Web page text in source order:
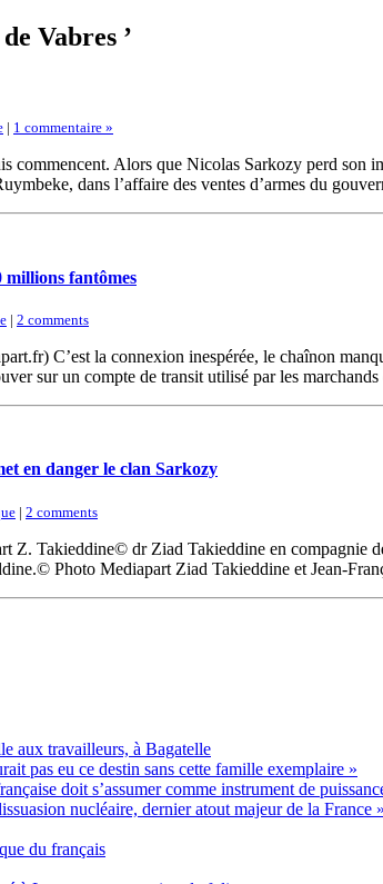
Vabres ’
| 1 commentaire »
Alors que Nicolas Sarkozy perd son
dans l’affaire des ventes d’armes du
millions fantômes
| 2 comments
C’est la connexion inespérée, le chaînon
sur un compte de transit utilisé par les
en danger le clan Sarkozy
| 2 comments
Takieddine© dr Ziad Takieddine en compagnie
Photo Mediapart Ziad Takieddine et Jean-
aux travailleurs, à Bagatelle
pas eu ce destin sans cette famille exemplaire »
doit s’assumer comme instrument de
nucléaire, dernier atout majeur de la France »
du français